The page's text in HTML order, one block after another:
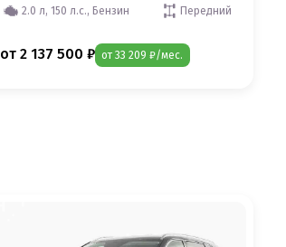
2.0 л, 150 л.с., Бензин
Передний
от 2 137 500 ₽ от 33 209 ₽/мес.